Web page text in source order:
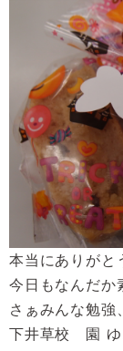
本当にありがと
今日もなんだか
さぁみんな勉
下井草校 園 ゆ